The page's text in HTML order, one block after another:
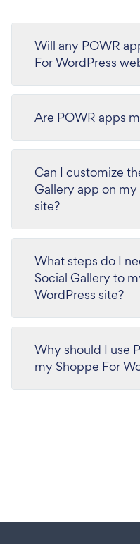
Will any POWR
For WordPress
Are POWR apps
Can I customize
Gallery app on
site?
What steps do I
Social Gallery to
WordPress site?
Why should I use
my Shoppe For